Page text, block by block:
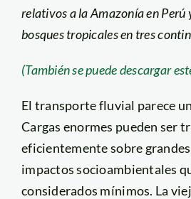
relativos a la Amazonía en Perú
bosques tropicales en tres
(También se puede descargar
El transporte fluvial parece
Cargas enormes pueden ser
eficientemente sobre
impactos socioambientales
considerados mínimos. La